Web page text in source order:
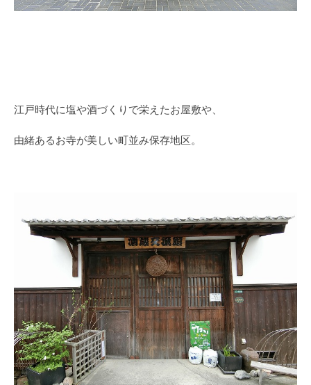
江戸時代に塩や酒づくりで栄えたお屋敷や、
由緒あるお寺が美しい町並み保存地区。